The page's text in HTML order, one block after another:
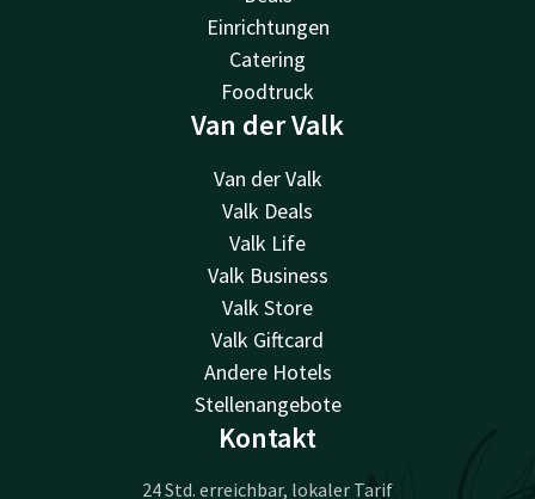
Einrichtungen
Catering
Foodtruck
Van der Valk
Van der Valk
Valk Deals
Valk Life
Valk Business
Valk Store
Valk Giftcard
Andere Hotels
Stellenangebote
Kontakt
24 Std. erreichbar, lokaler Tarif